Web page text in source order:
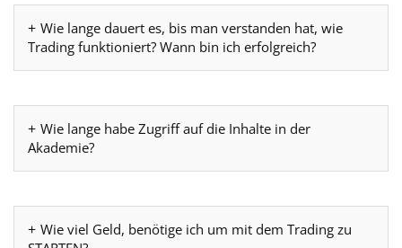
Wie lange dauert es, bis man verstanden hat, wie
Trading funktioniert? Wann bin ich erfolgreich?
Wie lange habe Zugriff auf die Inhalte in der
Akademie?
Wie viel Geld, benötige ich um mit dem Trading zu